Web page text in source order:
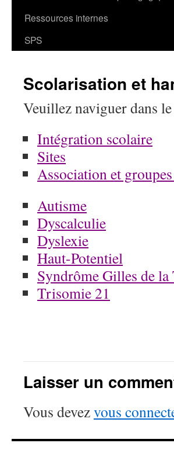
Ressources internes
SPS
Scolarisation et
Veuillez naviguer dans
Intégration scolaire
Sites
Association et
Autisme
Dyscalculie
Dyslexie
Haut-Potentiel
Syndrôme Gilles de la
Trisomie 21
Laisser un
Vous devezvous